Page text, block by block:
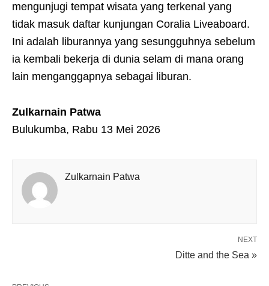
mengunjugi tempat wisata yang terkenal yang
tidak masuk daftar kunjungan Coralia Liveaboard.
Ini adalah liburannya yang sesungguhnya sebelum
ia kembali bekerja di dunia selam di mana orang
lain menganggapnya sebagai liburan.
Zulkarnain Patwa
Bulukumba, Rabu 13 Mei 2026
Zulkarnain Patwa
NEXT
Ditte and the Sea »